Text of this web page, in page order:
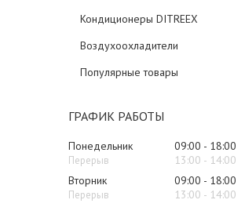
Кондиционеры DITREEX
Воздухоохладители
Популярные товары
ГРАФИК РАБОТЫ
Понедельник 09:00
18:00
13:00
14:00
Вторник
09:00
18:00
13:00
14:00